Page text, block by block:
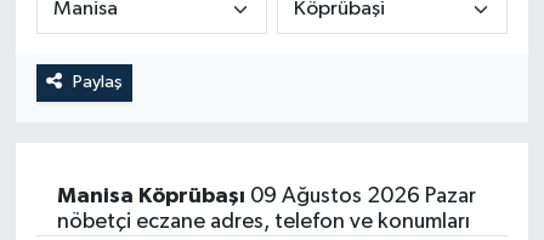
Paylaş
Manisa Köprübaşı 09 Ağustos 2026 Pazar
nöbetçi eczane adres, telefon ve konumları
Duyurular
Teknoloji
Akhisar Emlak
Tarım-Gıda
Röportaj